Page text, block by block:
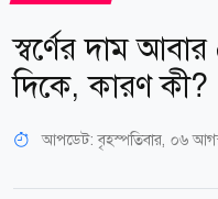
স্বর্ণের দাম
দিকে, কারণ কী?
আপডেট: বৃহস্পতিবার, ০৬